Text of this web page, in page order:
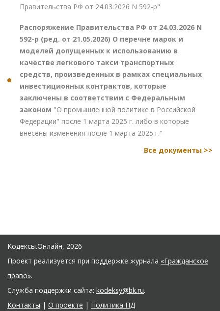
Правительства РФ от 24.03.2026 N 592-р"
Распоряжение Правительства РФ от 24.03.2026 N
592-р (ред. от 21.05.2026) О перечне марок и
моделей допущенных к использованию в
качестве легкового такси транспортных
средств, произведенных в рамках специальных
инвестиционных контрактов, которые
заключены в соответствии с Федеральным
законом "О промышленной политике в Российской
Федерации" после 1 марта 2025 г. либо в которые
внесены изменения после 1 марта 2025 г."
Все документы >>
Кодексы.Онлайн, 2026
Проект реализуется при поддержке журнала «Гражданское
право».
Служба поддержки сайта: kodeksy@bk.ru.
Контакты | О проекте | Политика ПД